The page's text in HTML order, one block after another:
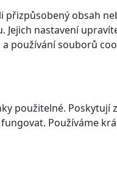
obsah
Jejich nastavení
používání souborů
použitelné.
Používáme